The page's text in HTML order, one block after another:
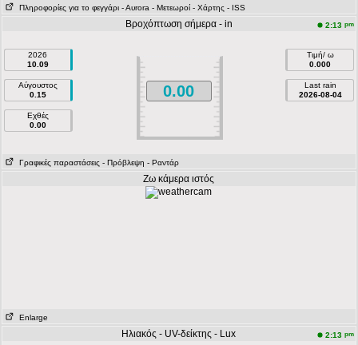
Πληροφορίες για το φεγγάρι - Αυrora - Μετεωροί - Χάρτης - ISS
Βροχόπτωση σήμερα - in 2:13 pm
2026
10.09
Αύγουστος
0.15
Εχθές
0.00
0.00
Τιμή/ ω
0.000
Last rain
2026-08-04
Γραφικές παραστάσεις - Πρόβλεψη - Ραντάρ
Ζω κάμερα ιστός
Enlarge
Ηλιακός - UV-δείκτης - Lux 2:13 pm